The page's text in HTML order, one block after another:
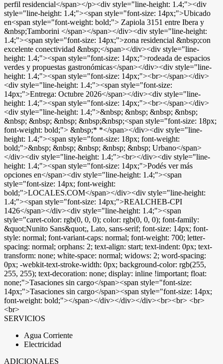
perfil residencial</span></p><div style="line-height: 1.4;"><div
style="line-height: 1.4;"><span style="font-size: 14px;">Ubicado
en<span style="font-weight: bold;"> Zapiola 3151 entre Ibera y
&nbsp;Tamborini </span></span></div><div style="line-height:
1.4;"><span style="font-size: 14px;">zona residencial &nbsp;con
excelente conectividad &nbsp;</span></div><div style="line-
height: 1.4;"><span style="font-size: 14px;">rodeada de espacios
verdes y propuestas gastronómicas</span></div><div style="line-
height: 1.4;"><span style="font-size: 14px;"><br></span></div>
<div style="line-height: 1.4;"><span style="font-size:
14px;">Entrega: Octubre 2026</span></div><div style="line-
height: 1.4;"><span style="font-size: 14px;"><br></span></div>
<div style="line-height: 1.4;">&nbsp; &nbsp; &nbsp; &nbsp;
&nbsp; &nbsp; &nbsp; &nbsp;&nbsp;<span style="font-size: 18px;
font-weight: bold;"> &nbsp;* *</span></div><div style="line-
height: 1.4;"><span style="font-size: 18px; font-weight:
bold;">&nbsp; &nbsp; &nbsp; &nbsp; &nbsp; Urbano</span>
</div><div style="line-height: 1.4;"><br></div><div style="line-
height: 1.4;"><span style="font-size: 14px;">Podés ver más
opciones en</span><div style="line-height: 1.4;"><span
style="font-size: 14px; font-weight:
bold;">LOCALES.COM</span></div><div style="line-height:
1.4;"><span style="font-size: 14px;">REALCHEB-CPI
1426</span></div><div style="line-height: 1.4;"><span
style="caret-color: rgb(0, 0, 0); color: rgb(0, 0, 0); font-family:
&quot;Nunito Sans&quot;, Lato, sans-serif; font-size: 14px; font-
style: normal; font-variant-caps: normal; font-weight: 700; letter-
spacing: normal; orphans: 2; text-align: start; text-indent: 0px; text-
transform: none; white-space: normal; widows: 2; word-spacing:
0px; -webkit-text-stroke-width: 0px; background-color: rgb(255,
255, 255); text-decoration: none; display: inline !important; float:
none;">Tasaciones sin cargo</span><span style="font-size:
14px;">Tasaciones sin cargo</span><span style="font-size: 14px;
font-weight: bold;"></span></div></div></div><br><br> <br>
<br>
SERVICIOS
Agua Corriente
Electricidad
ADICIONALES